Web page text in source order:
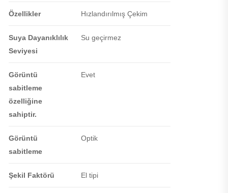
Özellikler Hızlandırılmış Çekim
Suya Dayanıklılık
Seviyesi
Su geçirmez
Görüntü
sabitleme
özelliğine
sahiptir.
Evet
Görüntü
sabitleme
Optik
Şekil Faktörü El tipi